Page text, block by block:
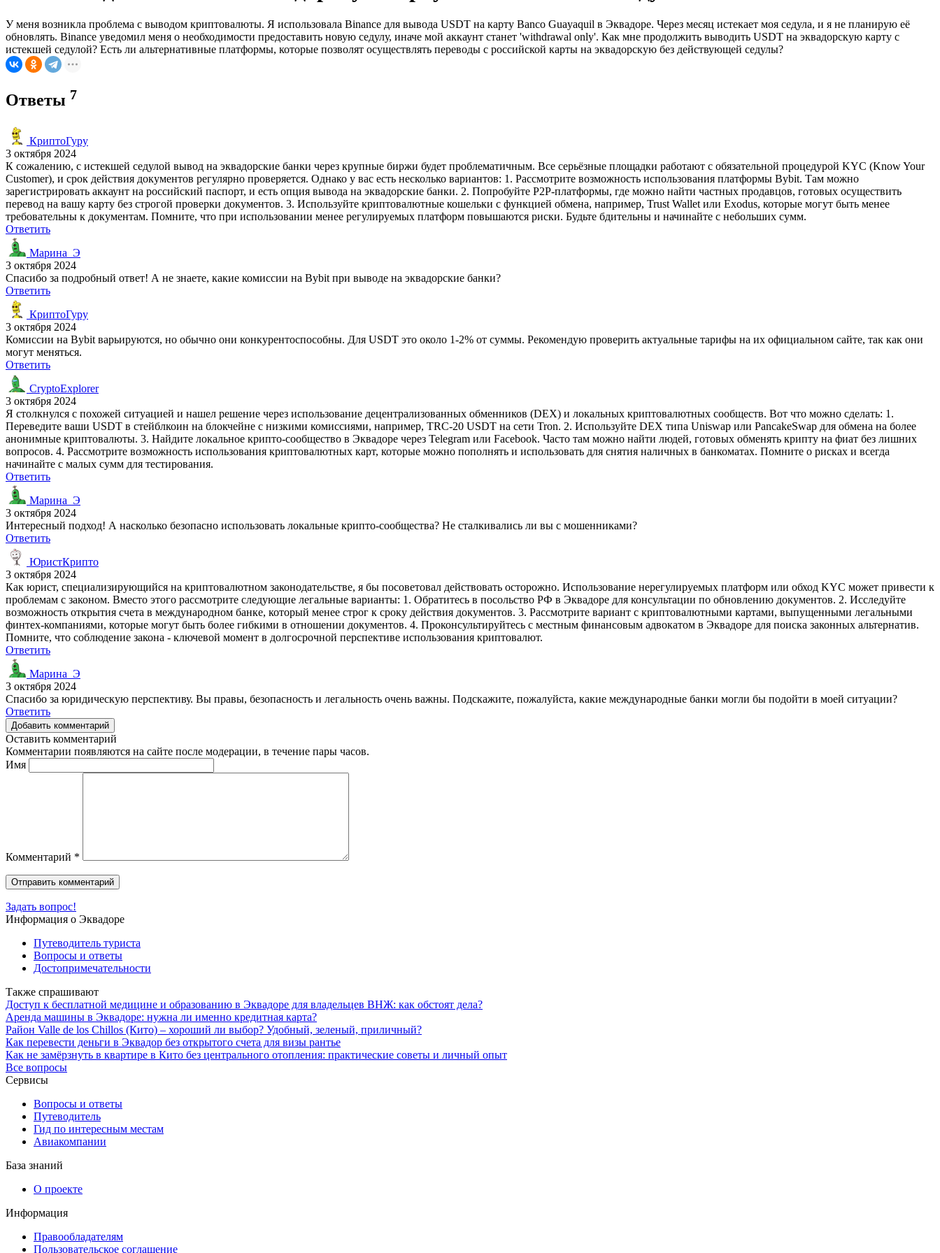
У меня возникла проблема с выводом криптовалюты. Я использовала Binance для вывода USDT на карту Banco Guayaquil в Эквадоре. Через месяц истекает моя седула, и я не планирую её
обновлять. Binance уведомил меня о необходимости предоставить новую седулу, иначе мой аккаунт станет 'withdrawal only'. Как мне продолжить выводить USDT на эквадорскую карту с
истекшей седулой? Есть ли альтернативные платформы, которые позволят осуществлять переводы с российской карты на эквадорскую без действующей седулы?
Ответы 7
КриптоГуру
3 октября 2024
К сожалению, с истекшей седулой вывод на эквадорские банки через крупные биржи будет проблематичным. Все серьёзные площадки работают с обязательной процедурой KYC (Know Your
Customer), и срок действия документов регулярно проверяется. Однако у вас есть несколько вариантов: 1. Рассмотрите возможность использования платформы Bybit. Там можно
зарегистрировать аккаунт на российский паспорт, и есть опция вывода на эквадорские банки. 2. Попробуйте P2P-платформы, где можно найти частных продавцов, готовых осуществить
перевод на вашу карту без строгой проверки документов. 3. Используйте криптовалютные кошельки с функцией обмена, например, Trust Wallet или Exodus, которые могут быть менее
требовательны к документам. Помните, что при использовании менее регулируемых платформ повышаются риски. Будьте бдительны и начинайте с небольших сумм.
Ответить
Марина_Э
3 октября 2024
Спасибо за подробный ответ! А не знаете, какие комиссии на Bybit при выводе на эквадорские банки?
Ответить
КриптоГуру
3 октября 2024
Комиссии на Bybit варьируются, но обычно они конкурентоспособны. Для USDT это около 1-2% от суммы. Рекомендую проверить актуальные тарифы на их официальном сайте, так как они
могут меняться.
Ответить
CryptoExplorer
3 октября 2024
Я столкнулся с похожей ситуацией и нашел решение через использование децентрализованных обменников (DEX) и локальных криптовалютных сообществ. Вот что можно сделать: 1.
Переведите ваши USDT в стейблкоин на блокчейне с низкими комиссиями, например, TRC-20 USDT на сети Tron. 2. Используйте DEX типа Uniswap или PancakeSwap для обмена на более
анонимные криптовалюты. 3. Найдите локальное крипто-сообщество в Эквадоре через Telegram или Facebook. Часто там можно найти людей, готовых обменять крипту на фиат без лишних
вопросов. 4. Рассмотрите возможность использования криптовалютных карт, которые можно пополнять и использовать для снятия наличных в банкоматах. Помните о рисках и всегда
начинайте с малых сумм для тестирования.
Ответить
Марина_Э
3 октября 2024
Интересный подход! А насколько безопасно использовать локальные крипто-сообщества? Не сталкивались ли вы с мошенниками?
Ответить
ЮристКрипто
3 октября 2024
Как юрист, специализирующийся на криптовалютном законодательстве, я бы посоветовал действовать осторожно. Использование нерегулируемых платформ или обход KYC может привести к
проблемам с законом. Вместо этого рассмотрите следующие легальные варианты: 1. Обратитесь в посольство РФ в Эквадоре для консультации по обновлению документов. 2. Исследуйте
возможность открытия счета в международном банке, который менее строг к сроку действия документов. 3. Рассмотрите вариант с криптовалютными картами, выпущенными легальными
финтех-компаниями, которые могут быть более гибкими в отношении документов. 4. Проконсультируйтесь с местным финансовым адвокатом в Эквадоре для поиска законных альтернатив.
Помните, что соблюдение закона - ключевой момент в долгосрочной перспективе использования криптовалют.
Ответить
Марина_Э
3 октября 2024
Спасибо за юридическую перспективу. Вы правы, безопасность и легальность очень важны. Подскажите, пожалуйста, какие международные банки могли бы подойти в моей ситуации?
Ответить
Добавить комментарий
Оставить комментарий
Комментарии появляются на сайте после модерации, в течение пары часов.
Имя
Комментарий *
Задать вопрос!
Информация о Эквадоре
Путеводитель туриста
Вопросы и ответы
Достопримечательности
Также спрашивают
Доступ к бесплатной медицине и образованию в Эквадоре для владельцев ВНЖ: как обстоят дела?
Аренда машины в Эквадоре: нужна ли именно кредитная карта?
Район Valle de los Chillos (Кито) – хороший ли выбор? Удобный, зеленый, приличный?
Как перевести деньги в Эквадор без открытого счета для визы рантье
Как не замёрзнуть в квартире в Кито без центрального отопления: практические советы и личный опыт
Все вопросы
Сервисы
Вопросы и ответы
Путеводитель
Гид по интересным местам
Авиакомпании
База знаний
О проекте
Информация
Правообладателям
Пользовательское соглашение